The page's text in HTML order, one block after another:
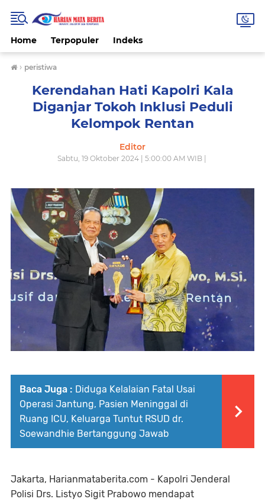
Home Terpopuler Indeks
› peristiwa
Kerendahan Hati Kapolri Kala
Diganjar Tokoh Inklusi Peduli
Kelompok Rentan
Editor
Sabtu, 19 Oktober 2024 | 5:00:00 AM WIB |
Baca Juga : Diduga Kelalaian Fatal Usai
Operasi Jantung, Pasien Meninggal di
Ruang ICU, Keluarga Tuntut RSUD dr.
Soewandhie Bertanggung Jawab
Jakarta, Harianmataberita.com - Kapolri Jenderal
Polisi Drs. Listyo Sigit Prabowo mendapat